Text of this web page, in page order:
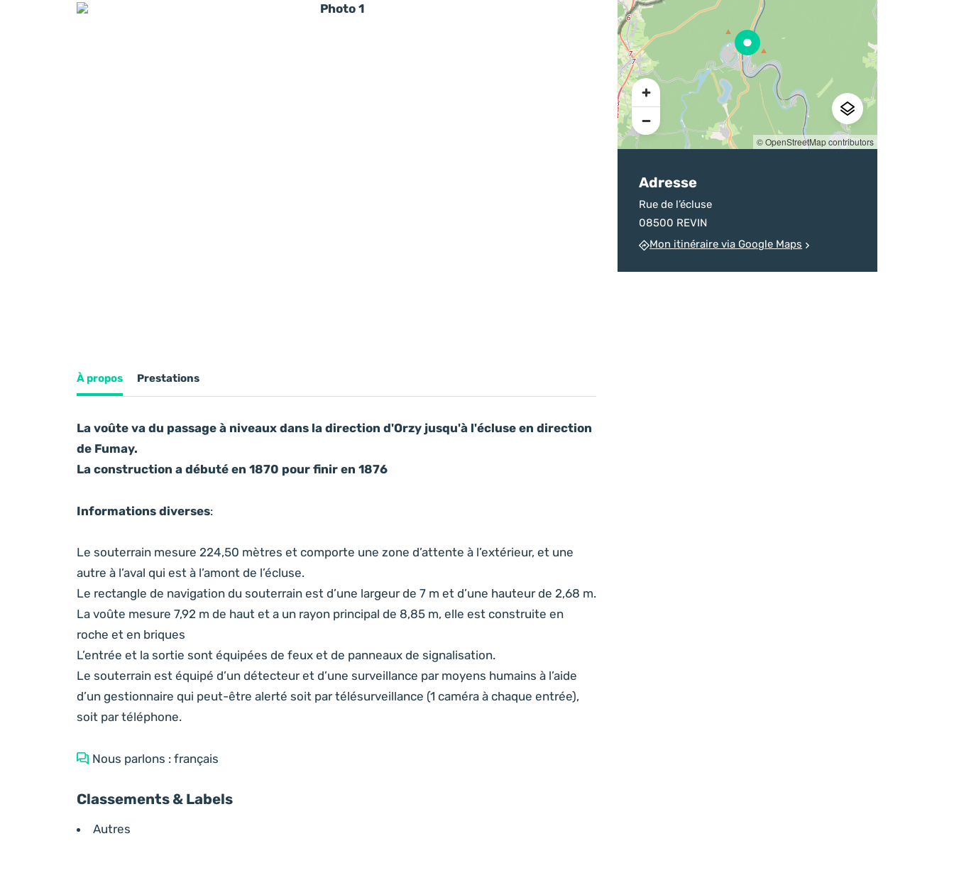
sur la destination
Ardenne
d’un homicide
devenu monument
Pratique
chineurs
Photo 1
À propos Prestations
La voûte va du passage à niveaux dans la direction d'Orzy jusqu'à l'écluse en direction
de Fumay.
La construction a débuté en 1870 pour finir en 1876
Informations diverses:
Le souterrain mesure 224,50 mètres et comporte une zone d’attente à l’extérieur, et une
autre à l’aval qui est à l’amont de l’écluse.
Le rectangle de navigation du souterrain est d’une largeur de 7 m et d’une hauteur de 2,68 m.
La voûte mesure 7,92 m de haut et a un rayon principal de 8,85 m, elle est construite en
roche et en briques
L’entrée et la sortie sont équipées de feux et de panneaux de signalisation.
Le souterrain est équipé d’un détecteur et d’une surveillance par moyens humains à l’aide
d’un gestionnaire qui peut-être alerté soit par télésurveillance (1 caméra à chaque entrée),
soit par téléphone.
Nous parlons : français
Classements & Labels
Autres
© OpenStreetMap contributors
Adresse
Rue de l’écluse
08500 REVIN
Mon itinéraire via Google Maps